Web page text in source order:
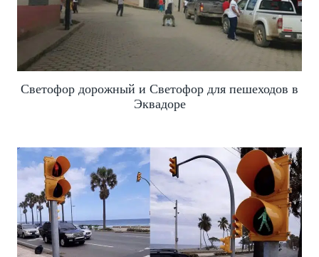
Светофор дорожный и Светофор для пешеходов в
Эквадоре